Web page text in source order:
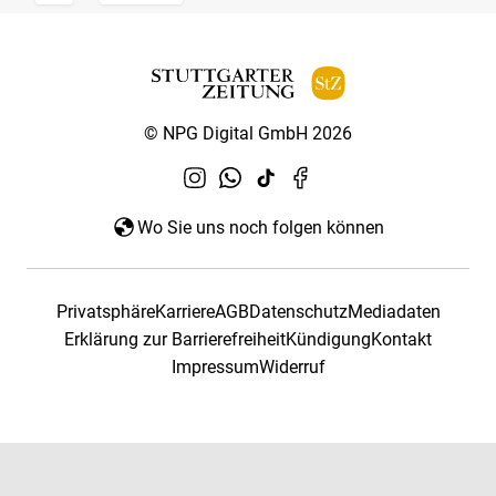
© NPG Digital GmbH 2026
Wo Sie uns noch folgen können
PrivatsphäreKarriereAGBDatenschutzMediadaten
Erklärung zur BarrierefreiheitKündigungKontakt
ImpressumWiderruf